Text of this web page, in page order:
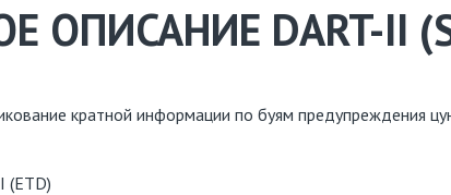
ОПИСАНИЕ DART-II
кратной информации по буям предупреждения
(ETD)